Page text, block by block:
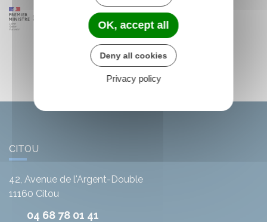
CITOU
42, Avenue de l'Argent-Double
11160 Citou
04 68 78 01 41
OK, accept all
Deny all cookies
Privacy policy